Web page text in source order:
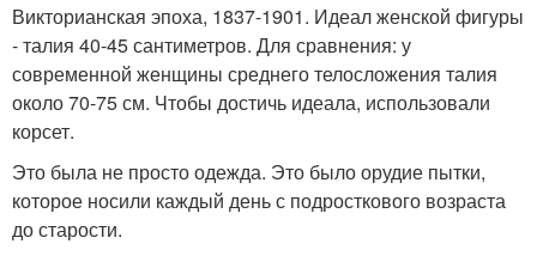
Викторианская эпоха, 1837-1901. Идеал женской фигуры
- талия 40-45 сантиметров. Для сравнения: у
современной женщины среднего телосложения талия
около 70-75 см. Чтобы достичь идеала, использовали
корсет.
Это была не просто одежда. Это было орудие пытки,
которое носили каждый день с подросткового возраста
до старости.